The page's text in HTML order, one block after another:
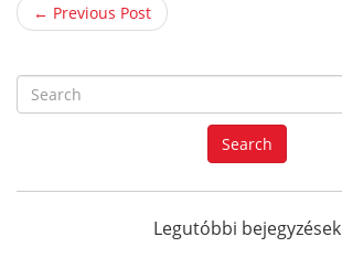
← Previous Post
e
a
r
f
Search
Legutóbbi bejegyzések